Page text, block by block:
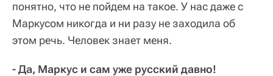
понятно, что не пойдем на такое. У нас даже с
Маркусом никогда и ни разу не заходила об
этом речь. Человек знает меня.
- Да, Маркус и сам уже русский давно!